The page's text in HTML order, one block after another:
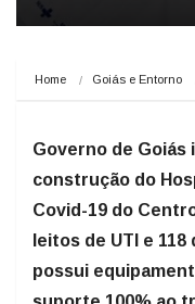
Home Goiás e Entorno
Governo de Goiás
construção do
Covid-19 do
leitos de UTI e
possui